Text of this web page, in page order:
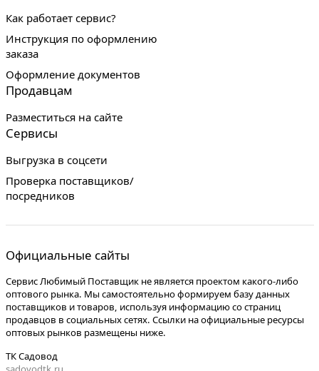
Как работает сервис?
Инструкция по оформлению
заказа
Оформление документов
Продавцам
Разместиться на сайте
Сервисы
Выгрузка в соцсети
Проверка поставщиков/
посредников
Официальные сайты
Сервис Любимый Поставщик не является проектом какого-либо
оптового рынка. Мы самостоятельно формируем базу данных
поставщиков и товаров, используя информацию со страниц
продавцов в социальных сетях. Ссылки на официальные ресурсы
оптовых рынков размещены ниже.
ТК Садовод